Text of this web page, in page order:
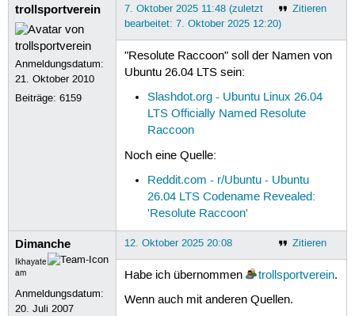
trollsportverein
Anmeldungsdatum:
21. Oktober 2010
Beiträge:6159
Zitieren
7. Oktober 2025 11:48 (zuletzt
bearbeitet: 7. Oktober 2025 12:20)
"Resolute Raccoon" soll der Namen von
Ubuntu 26.04 LTS sein:
Slashdot.org - Ubuntu Linux 26.04
LTS Officially Named Resolute
Raccoon
Noch eine Quelle:
Reddit.com - r/Ubuntu - Ubuntu
26.04 LTS Codename Revealed:
'Resolute Raccoon'
Dimanche
Ikhayate
am
Anmeldungsdatum:
20. Juli 2007
Zitieren
12. Oktober 2025 20:08
Habe ich übernommen trollsportverein.
Wenn auch mit anderen Quellen.